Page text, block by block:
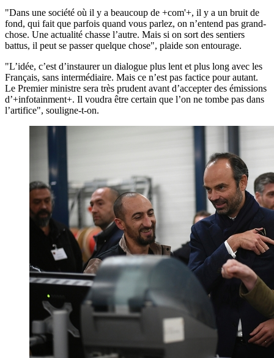
"Dans une société où il y a beaucoup de +com'+, il y a un bruit de
fond, qui fait que parfois quand vous parlez, on n’entend pas grand-
chose. Une actualité chasse l’autre. Mais si on sort des sentiers
battus, il peut se passer quelque chose", plaide son entourage.
"L’idée, c’est d’instaurer un dialogue plus lent et plus long avec les
Français, sans intermédiaire. Mais ce n’est pas factice pour autant.
Le Premier ministre sera très prudent avant d’accepter des émissions
d’+infotainment+. Il voudra être certain que l’on ne tombe pas dans
l’artifice", souligne-t-on.